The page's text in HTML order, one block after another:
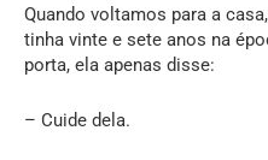
Quando voltamos para a
tinha vinte e sete anos na
porta, ela apenas disse:
– Cuide dela.